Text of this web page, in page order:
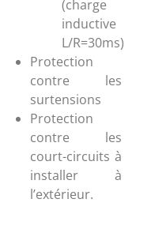
(charge
inductive
L/R=30ms)
Protection
contre les
surtensions
Protection
contre les
court-circuits à
installer à
l’extérieur.